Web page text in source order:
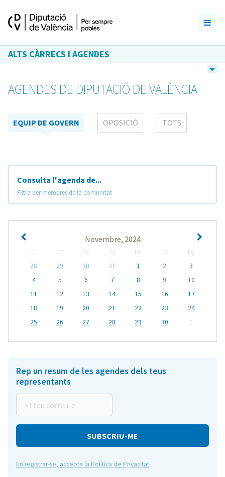
ALTS CÀRRECS I AGENDES
AGENDES DE DIPUTACIÓ DE VALÈNCIA
EQUIP DE GOVERN OPOSICIÓ TOTS
Consulta l'agenda de...
Filtra per membres de la comunitat
Novembre, 2024
Dl Dm Dc Dj Dv Ds
Dg
28
29 30 31 1 2
3
4
5 6 7 8 9
10
11
12 13 14 15 16
17
18
19 20 21 22 23
24
25
26 27 28 29 30 1
Rep un resum de les agendes dels teus
representants
teu
correu-
En registrar-se, accepta la Política de Privacitat